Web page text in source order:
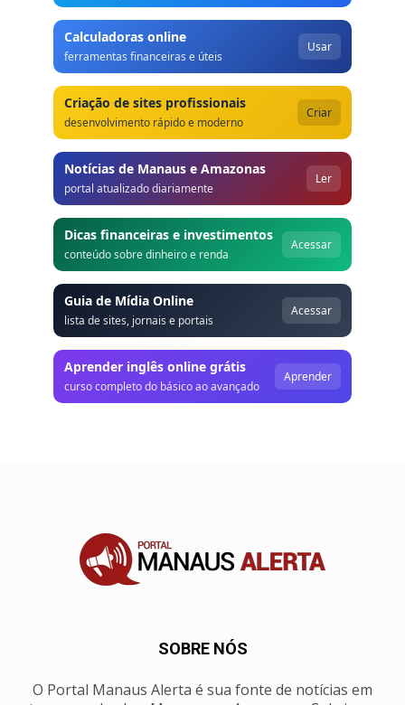
Calculadoras online
ferramentas financeiras e úteis
Usar
Criação de sites profissionais
desenvolvimento rápido e moderno
Criar
Notícias de Manaus e Amazonas
portal atualizado diariamente
Ler
Dicas financeiras e investimentos
conteúdo sobre dinheiro e renda
Acessar
Guia de Mídia Online
lista de sites, jornais e portais
Acessar
Aprender inglês online grátis
curso completo do básico ao avançado
Aprender
SOBRE NÓS
O Portal Manaus Alerta é sua fonte de notícias em